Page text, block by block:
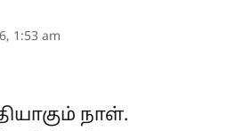
1:53 am
நாள்.